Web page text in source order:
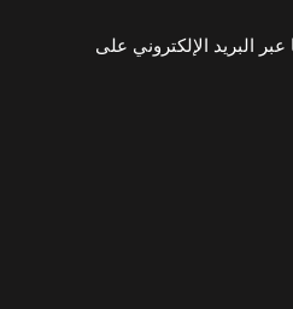
البريد الإلكتروني على